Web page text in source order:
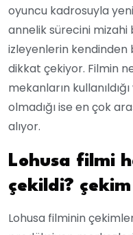
oyuncu kadrosuyla
annelik sürecini mizahi
izleyenlerin
dikkat çekiyor. Filmin
mekanların
olmadığı ise en çok
alıyor.
Lohusa filmi
çekildi?
Lohusa filminin